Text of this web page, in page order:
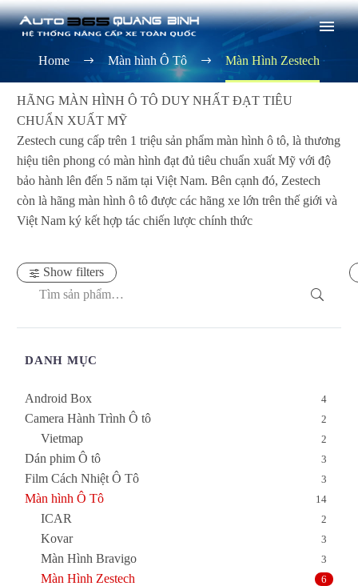
Home Màn hình Ô Tô Màn Hình Zestech
HÃNG MÀN HÌNH Ô TÔ DUY NHẤT ĐẠT TIÊU
CHUẨN XUẤT MỸ
Zestech cung cấp trên 1 triệu sản phẩm màn hình ô tô, là thương
hiệu tiên phong có màn hình đạt đủ tiêu chuẩn xuất Mỹ với độ
bảo hành lên đến 5 năm tại Việt Nam. Bên cạnh đó, Zestech
còn là hãng màn hình ô tô được các hãng xe lớn trên thế giới và
Việt Nam ký kết hợp tác chiến lược chính thức
Show filters
DANH MỤC
Android Box 4
Camera Hành Trình Ô tô 2
Vietmap 2
Dán phim Ô tô 3
Film Cách Nhiệt Ô Tô 3
Màn hình Ô Tô 14
ICAR 2
Kovar 3
Màn Hình Bravigo 3
Màn Hình Zestech 6